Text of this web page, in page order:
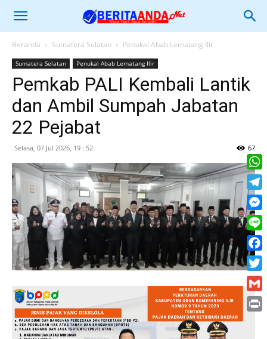
Beranda Sumatera Selatan Penukal Abab Lematang Ilir
Sumatera Selatan Penukal Abab Lematang Ilir
Pemkab PALI Kembali Lantik
dan Ambil Sumpah Jabatan
22 Pejabat
Selasa, 07 Jul 2026, 19 : 52 67
Line